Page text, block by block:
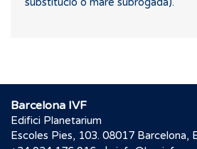
Barcelona IVF
Edifici Planetarium
Escoles Pies, 103. 08017 Barcelona,